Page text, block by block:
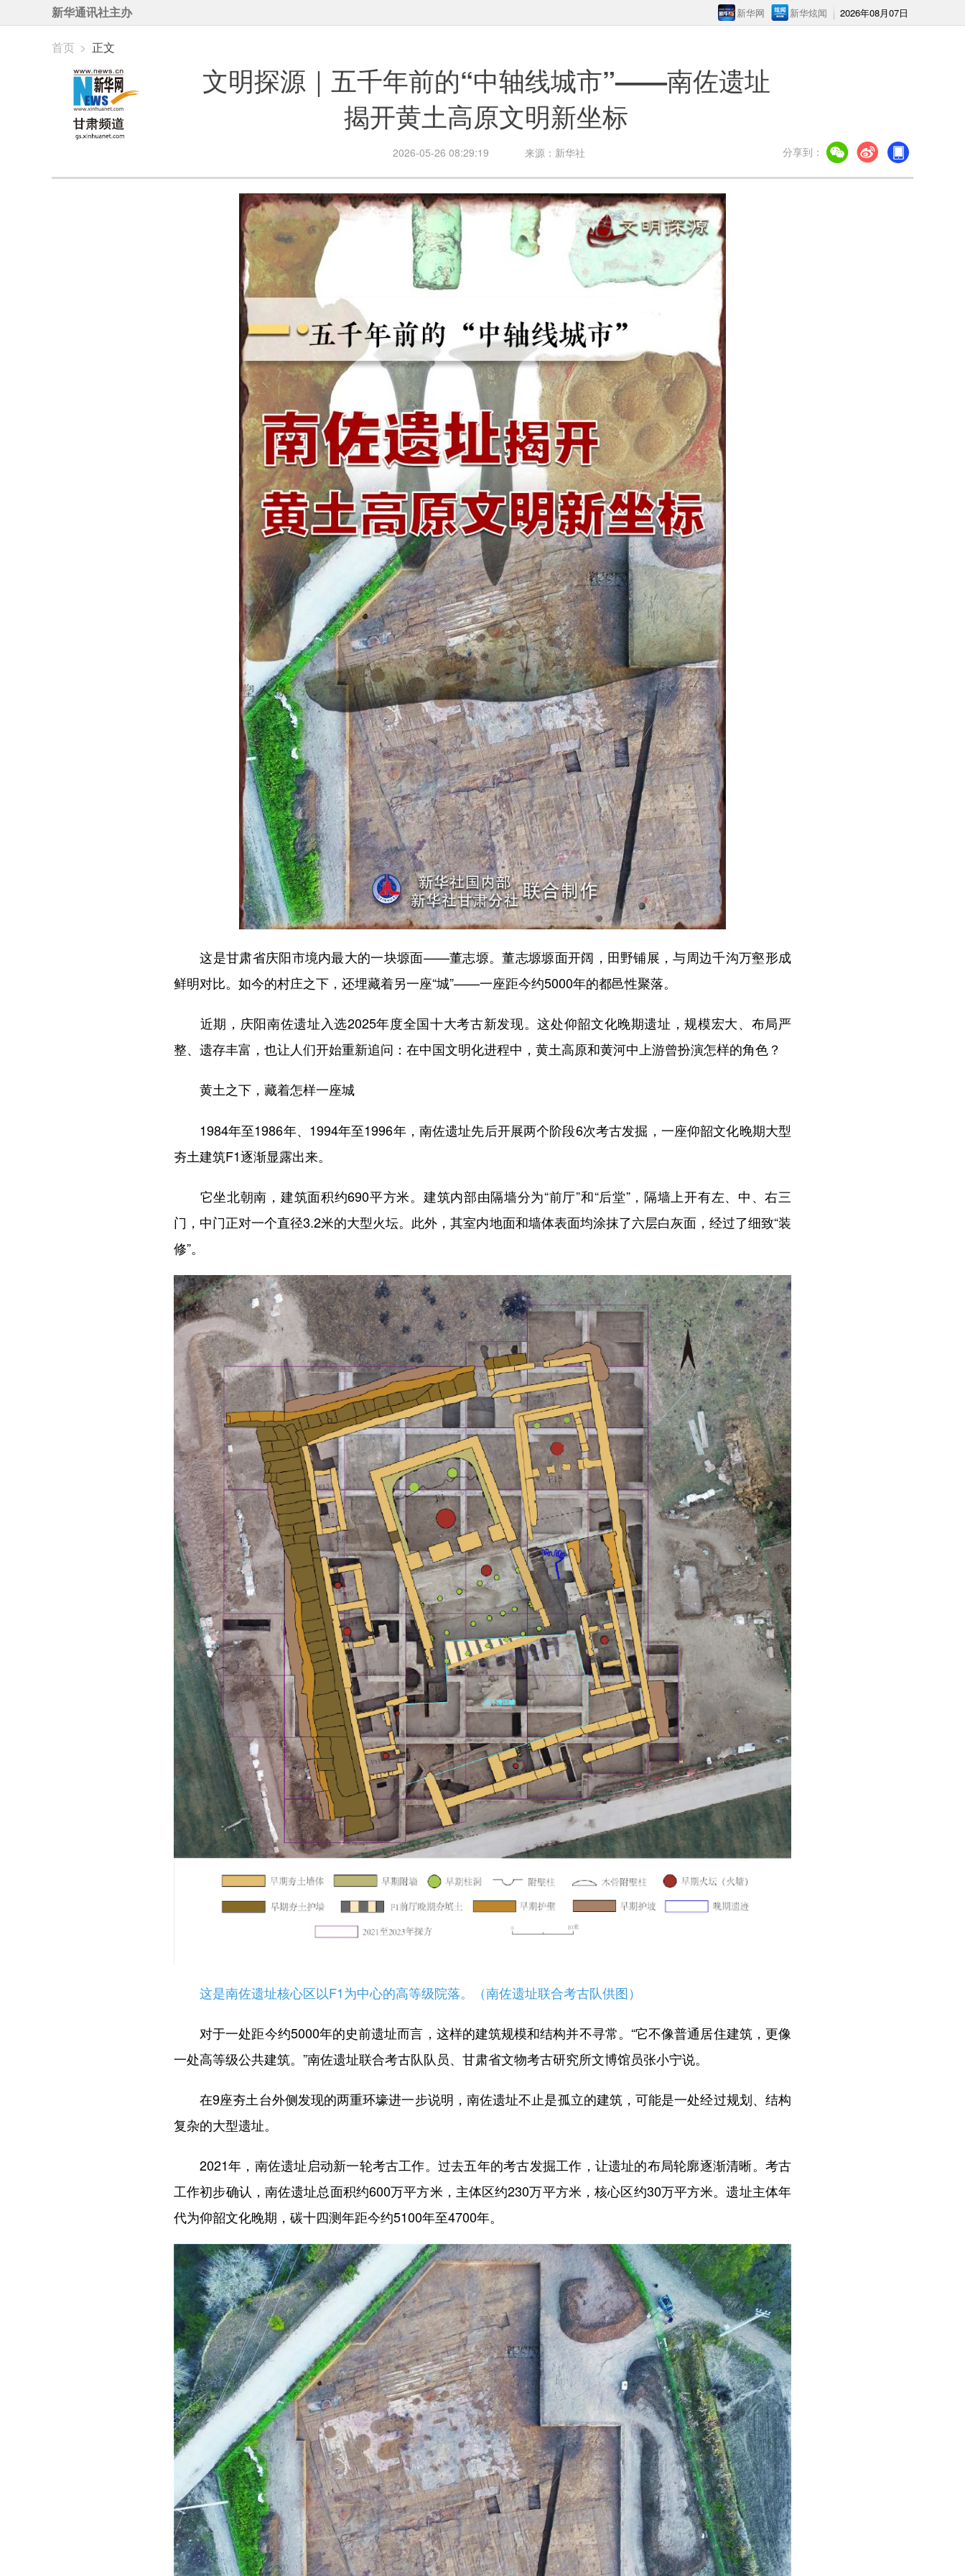
新华通讯社主办 2026年08月07日
新华炫闻
新华网
首页 > 正文
文明探源｜五千年前的“中轴线城市”——南佐遗址
揭开黄土高原文明新坐标
2026-05-26 08:29:19 来源：新华社 分享到：
这是甘肃省庆阳市境内最大的一块塬面——董志塬。董志塬塬面开阔，田野铺展，与周边千沟万壑形成
鲜明对比。如今的村庄之下，还埋藏着另一座“城”——一座距今约5000年的都邑性聚落。
近期，庆阳南佐遗址入选2025年度全国十大考古新发现。这处仰韶文化晚期遗址，规模宏大、布局严
整、遗存丰富，也让人们开始重新追问：在中国文明化进程中，黄土高原和黄河中上游曾扮演怎样的角色？
黄土之下，藏着怎样一座城
1984年至1986年、1994年至1996年，南佐遗址先后开展两个阶段6次考古发掘，一座仰韶文化晚期大型
夯土建筑F1逐渐显露出来。
它坐北朝南，建筑面积约690平方米。建筑内部由隔墙分为“前厅”和“后堂”，隔墙上开有左、中、右三
门，中门正对一个直径3.2米的大型火坛。此外，其室内地面和墙体表面均涂抹了六层白灰面，经过了细致“装
修”。
这是南佐遗址核心区以F1为中心的高等级院落。（南佐遗址联合考古队供图）
对于一处距今约5000年的史前遗址而言，这样的建筑规模和结构并不寻常。“它不像普通居住建筑，更像
一处高等级公共建筑。”南佐遗址联合考古队队员、甘肃省文物考古研究所文博馆员张小宁说。
在9座夯土台外侧发现的两重环壕进一步说明，南佐遗址不止是孤立的建筑，可能是一处经过规划、结构
复杂的大型遗址。
2021年，南佐遗址启动新一轮考古工作。过去五年的考古发掘工作，让遗址的布局轮廓逐渐清晰。考古
工作初步确认，南佐遗址总面积约600万平方米，主体区约230万平方米，核心区约30万平方米。遗址主体年
代为仰韶文化晚期，碳十四测年距今约5100年至4700年。